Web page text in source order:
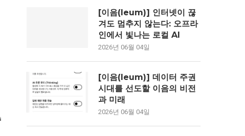
[이음(Ieum)] 인터넷이 끊
겨도 멈추지 않는다: 오프라
인에서 빛나는 로컬 AI
2026년 06월 04일
[이음(Ieum)] 데이터 주권
시대를 선도할 이음의 비전
과 미래
2026년 06월 04일